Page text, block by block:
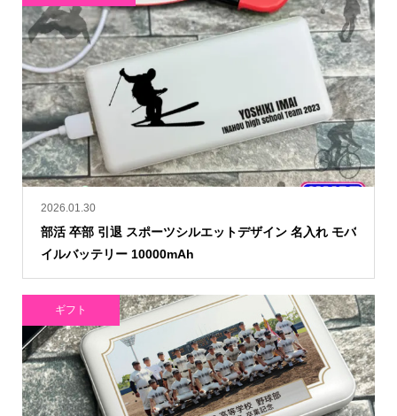
2026.01.30
部活 卒部 引退 スポーツシルエットデザイン 名入れ モバ
イルバッテリー 10000mAh
ギフト